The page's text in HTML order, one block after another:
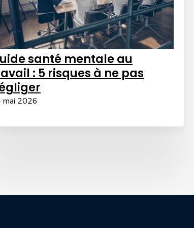
santé mentale au
: 5 risques à ne pas
mai 2026